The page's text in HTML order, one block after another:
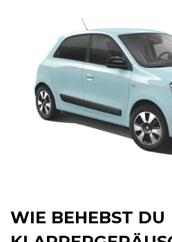
WIE BEHEBST DU